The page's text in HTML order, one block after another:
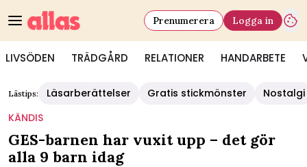
LIVSÖDEN TRÄDGÅRD RELATIONER HANDARBETE
Prenumerera Logga in
Lästips: Läsarberättelser Gratis stickmönster
Nostalgi
KÄNDIS
GES-barnen har vuxit upp – det gör
alla 9 barn idag